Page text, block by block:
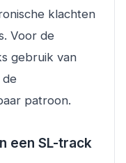
klachten
Voor de
gebruik van
de
patroon.
een SL-track